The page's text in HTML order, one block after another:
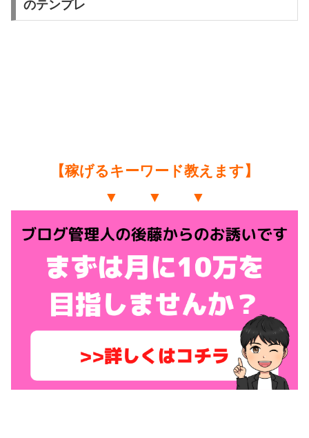
のテンプレ
【稼げるキーワード教えます】
▼ ▼ ▼